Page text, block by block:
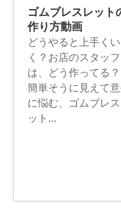
ゴムブレスレット
作り方動画
どうやると上手くい
く？お店のスタッフ
は、どう作ってる？
簡単そうに見えて
に悩む、ゴムブレ
ット...